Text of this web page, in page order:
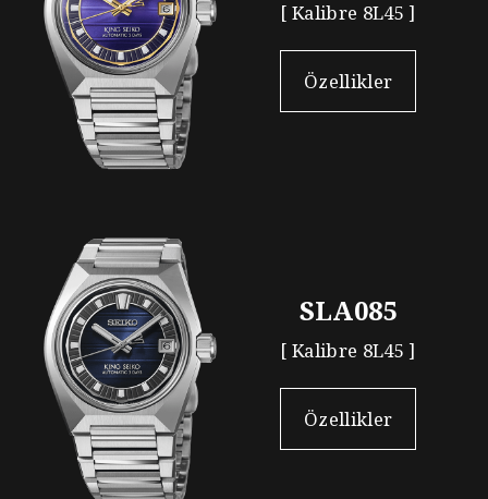
[ Kalibre 8L45 ]
Özellikler
SLA085
[ Kalibre 8L45 ]
Özellikler